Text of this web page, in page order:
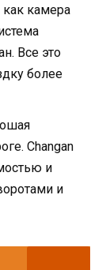
камера
Все это
более
Changan
и
и